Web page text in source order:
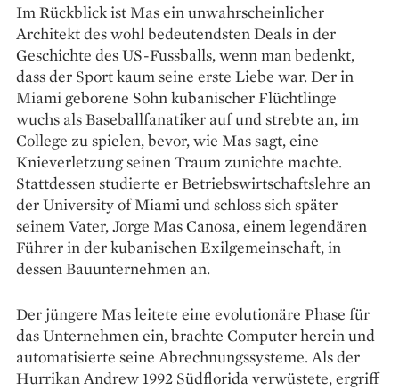
Im Rückblick ist Mas ein unwahrscheinlicher
Architekt des wohl bedeutendsten Deals in der
Geschichte des US-Fussballs, wenn man bedenkt,
dass der Sport kaum seine erste Liebe war. Der in
Miami geborene Sohn kubanischer Flüchtlinge
wuchs als Baseballfanatiker auf und strebte an, im
College zu spielen, bevor, wie Mas sagt, eine
Knieverletzung seinen Traum zunichte machte.
Stattdessen studierte er Betriebswirtschaftslehre an
der University of Miami und schloss sich später
seinem Vater, Jorge Mas Canosa, einem legendären
Führer in der kubanischen Exilgemeinschaft, in
dessen Bauunternehmen an.
Der jüngere Mas leitete eine evolutionäre Phase für
das Unternehmen ein, brachte Computer herein und
automatisierte seine Abrechnungssysteme. Als der
Hurrikan Andrew 1992 Südflorida verwüstete, ergriff